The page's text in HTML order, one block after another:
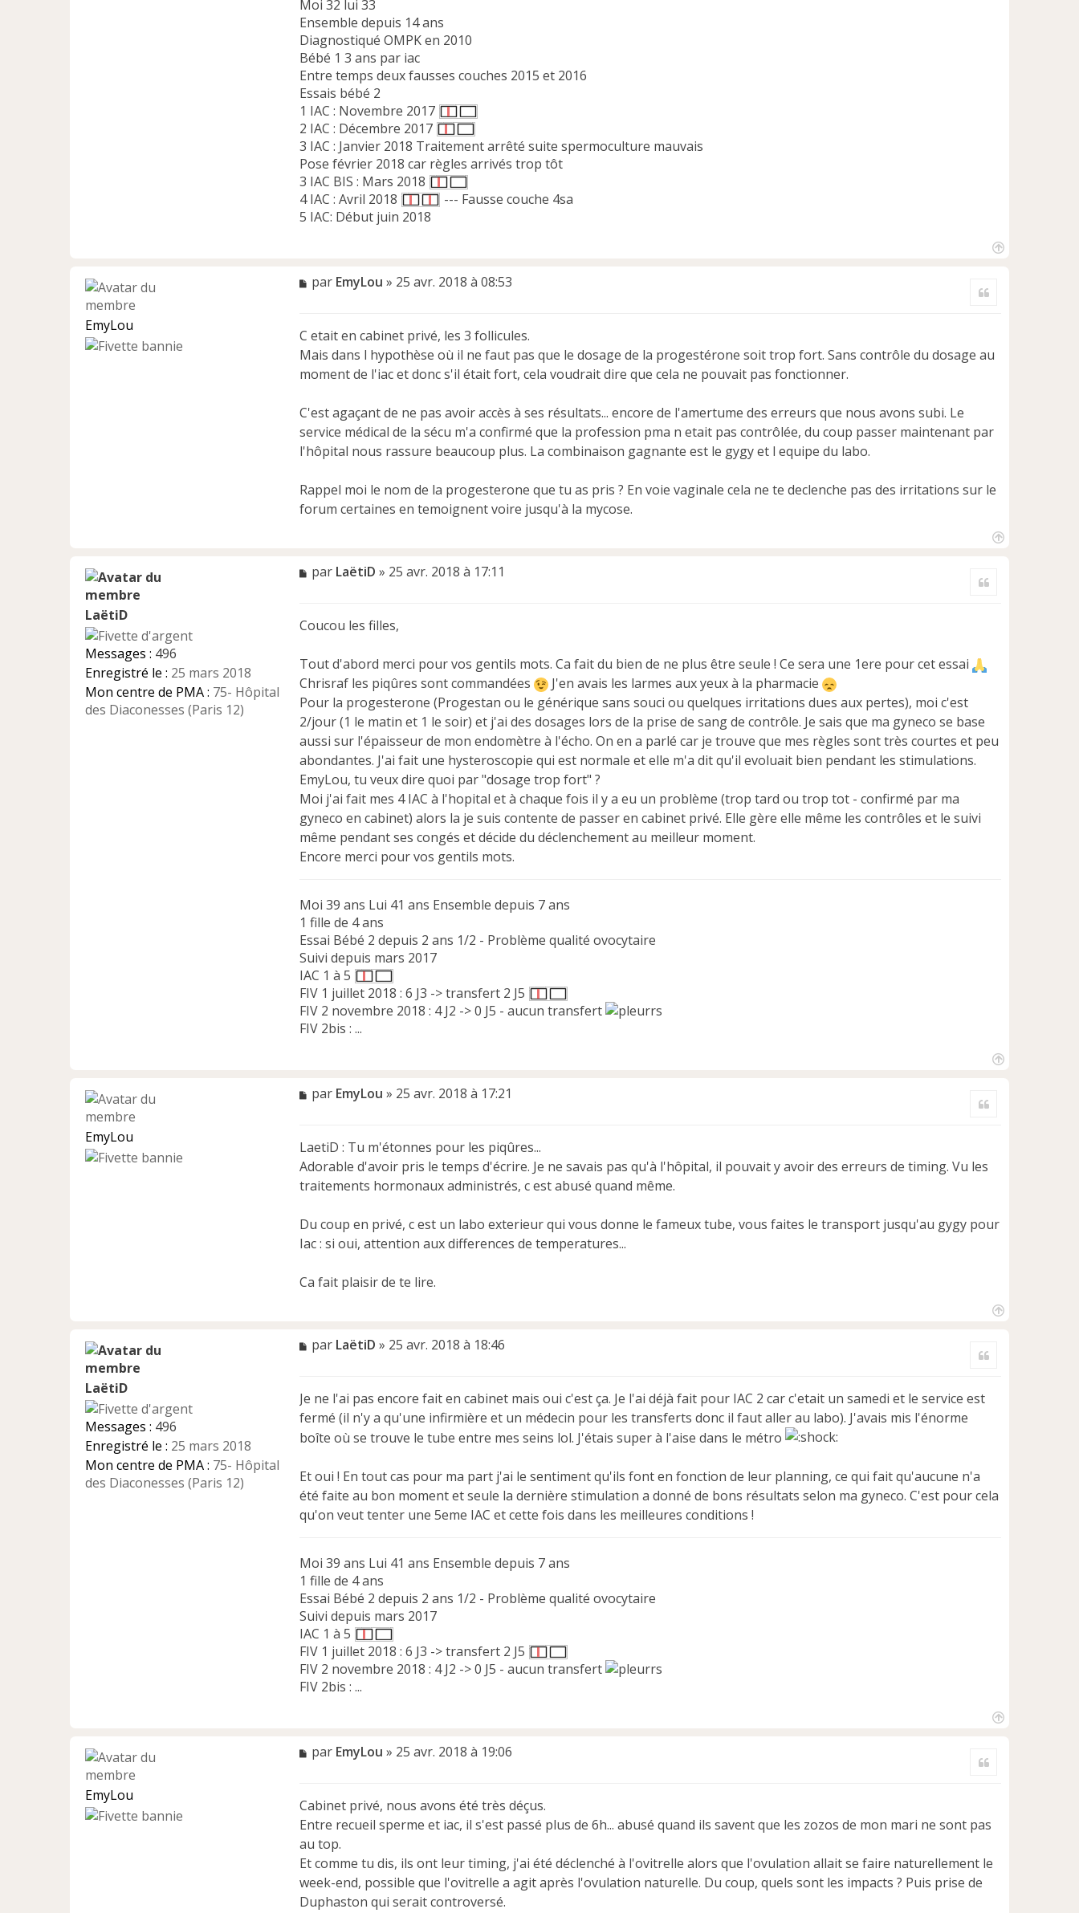
Moi 32 lui 33
Ensemble depuis 14 ans
Diagnostiqué OMPK en 2010
Bébé 1 3 ans par iac
Entre temps deux fausses couches 2015 et 2016
Essais bébé 2
1 IAC : Novembre 2017
2 IAC : Décembre 2017
3 IAC : Janvier 2018 Traitement arrêté suite spermoculture mauvais
Pose février 2018 car règles arrivés trop tôt
3 IAC BIS : Mars 2018
4 IAC : Avril 2018
--- Fausse couche 4sa
5 IAC: Début juin 2018
EmyLou
M
a
g
e
n
l
u
par EmyLou » 25 avr. 2018 à 08:53
C etait en cabinet privé, les 3 follicules.
Mais dans l hypothèse où il ne faut pas que le dosage de la progestérone soit trop fort. Sans contrôle du dosage au
moment de l'iac et donc s'il était fort, cela voudrait dire que cela ne pouvait pas fonctionner.
C'est agaçant de ne pas avoir accès à ses résultats... encore de l'amertume des erreurs que nous avons subi. Le
service médical de la sécu m'a confirmé que la profession pma n etait pas contrôlée, du coup passer maintenant par
l'hôpital nous rassure beaucoup plus. La combinaison gagnante est le gygy et l equipe du labo.
Rappel moi le nom de la progesterone que tu as pris ? En voie vaginale cela ne te declenche pas des irritations sur le
forum certaines en temoignent voire jusqu'à la mycose.
LaëtiD
Messages : 496
Enregistré le : 25 mars 2018
Mon centre de PMA : 75- Hôpital
des Diaconesses (Paris 12)
M
a
e
n
o
n
l
u
par LaëtiD » 25 avr. 2018 à 17:11
Coucou les filles,
Tout d'abord merci pour vos gentils mots. Ca fait du bien de ne plus être seule ! Ce sera une 1ere pour cet essai
Chrisraf les piqûres sont commandées
J'en avais les larmes aux yeux à la pharmacie
Pour la progesterone (Progestan ou le générique sans souci ou quelques irritations dues aux pertes), moi c'est
2/jour (1 le matin et 1 le soir) et j'ai des dosages lors de la prise de sang de contrôle. Je sais que ma gyneco se base
aussi sur l'épaisseur de mon endomètre à l'écho. On en a parlé car je trouve que mes règles sont très courtes et peu
abondantes. J'ai fait une hysteroscopie qui est normale et elle m'a dit qu'il evoluait bien pendant les stimulations.
EmyLou, tu veux dire quoi par "dosage trop fort" ?
Moi j'ai fait mes 4 IAC à l'hopital et à chaque fois il y a eu un problème (trop tard ou trop tot - confirmé par ma
gyneco en cabinet) alors la je suis contente de passer en cabinet privé. Elle gère elle même les contrôles et le suivi
même pendant ses congés et décide du déclenchement au meilleur moment.
Encore merci pour vos gentils mots.
Moi 39 ans Lui 41 ans Ensemble depuis 7 ans
1 fille de 4 ans
Essai Bébé 2 depuis 2 ans 1/2 - Problème qualité ovocytaire
Suivi depuis mars 2017
IAC 1 à 5
FIV 1 juillet 2018 : 6 J3 -> transfert 2 J5
FIV 2 novembre 2018 : 4 J2 -> 0 J5 - aucun transfert
FIV 2bis : ...
EmyLou
M
a
g
e
n
l
par EmyLou » 25 avr. 2018 à 17:21
LaetiD : Tu m'étonnes pour les piqûres...
Adorable d'avoir pris le temps d'écrire. Je ne savais pas qu'à l'hôpital, il pouvait y avoir des erreurs de timing. Vu les
traitements hormonaux administrés, c est abusé quand même.
Du coup en privé, c est un labo exterieur qui vous donne le fameux tube, vous faites le transport jusqu'au gygy pour
Iac : si oui, attention aux differences de temperatures...
Ca fait plaisir de te lire.
LaëtiD
Messages : 496
Enregistré le : 25 mars 2018
Mon centre de PMA : 75- Hôpital
des Diaconesses (Paris 12)
M
a
g
e
n
l
u
par LaëtiD » 25 avr. 2018 à 18:46
Je ne l'ai pas encore fait en cabinet mais oui c'est ça. Je l'ai déjà fait pour IAC 2 car c'etait un samedi et le service est
fermé (il n'y a qu'une infirmière et un médecin pour les transferts donc il faut aller au labo). J'avais mis l'énorme
boîte où se trouve le tube entre mes seins lol. J'étais super à l'aise dans le métro
Et oui ! En tout cas pour ma part j'ai le sentiment qu'ils font en fonction de leur planning, ce qui fait qu'aucune n'a
été faite au bon moment et seule la dernière stimulation a donné de bons résultats selon ma gyneco. C'est pour cela
qu'on veut tenter une 5eme IAC et cette fois dans les meilleures conditions !
Moi 39 ans Lui 41 ans Ensemble depuis 7 ans
1 fille de 4 ans
Essai Bébé 2 depuis 2 ans 1/2 - Problème qualité ovocytaire
Suivi depuis mars 2017
IAC 1 à 5
FIV 1 juillet 2018 : 6 J3 -> transfert 2 J5
FIV 2 novembre 2018 : 4 J2 -> 0 J5 - aucun transfert
FIV 2bis : ...
EmyLou
M
a
g
e
n
o
n
l
par EmyLou » 25 avr. 2018 à 19:06
Cabinet privé, nous avons été très déçus.
Entre recueil sperme et iac, il s'est passé plus de 6h... abusé quand ils savent que les zozos de mon mari ne sont pas
au top.
Et comme tu dis, ils ont leur timing, j'ai été déclenché à l'ovitrelle alors que l'ovulation allait se faire naturellement le
week-end, possible que l'ovitrelle a agit après l'ovulation naturelle. Du coup, quels sont les impacts ? Puis prise de
Duphaston qui serait controversé.